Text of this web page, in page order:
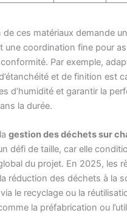
de ces matériaux demande
une coordination fine pour
Par exemple,
et de finition est
d’humidité et garantir la
la durée.
gestion des déchets sur
défi de taille, car elle
du projet. En 2025, les
réduction des déchets à la
le recyclage ou la
la préfabrication ou